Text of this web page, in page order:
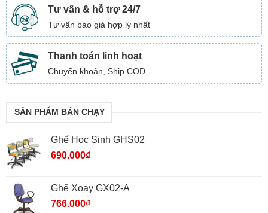
Tư vấn & hỗ trợ 24/7
Tư vấn báo giá hợp lý nhất
Thanh toán linh hoạt
Chuyển khoản, Ship COD
SẢN PHẨM BÁN CHẠY
Ghế Học Sinh GHS02
690.000₫
Ghế Xoay GX02-A
766.000₫